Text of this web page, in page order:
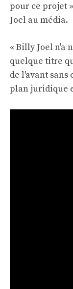
pour ce projet
Joel au média.
« Billy Joel n'a
quelque titre
de l'avant
plan juridique